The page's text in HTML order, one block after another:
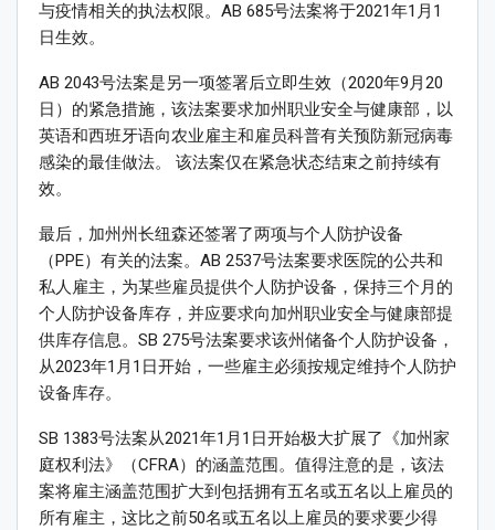
与疫情相关的执法权限。AB 685号法案将于2021年1月1
日生效。
AB 2043号法案是另一项签署后立即生效（2020年9月20
日）的紧急措施，该法案要求加州职业安全与健康部，以
英语和西班牙语向农业雇主和雇员科普有关预防新冠病毒
感染的最佳做法。 该法案仅在紧急状态结束之前持续有
效。
最后，加州州长纽森还签署了两项与个人防护设备
（PPE）有关的法案。AB 2537号法案要求医院的公共和
私人雇主，为某些雇员提供个人防护设备，保持三个月的
个人防护设备库存，并应要求向加州职业安全与健康部提
供库存信息。SB 275号法案要求该州储备个人防护设备，
从2023年1月1日开始，一些雇主必须按规定维持个人防护
设备库存。
SB 1383号法案从2021年1月1日开始极大扩展了《加州家
庭权利法》（CFRA）的涵盖范围。值得注意的是，该法
案将雇主涵盖范围扩大到包括拥有五名或五名以上雇员的
所有雇主，这比之前50名或五名以上雇员的要求要少得